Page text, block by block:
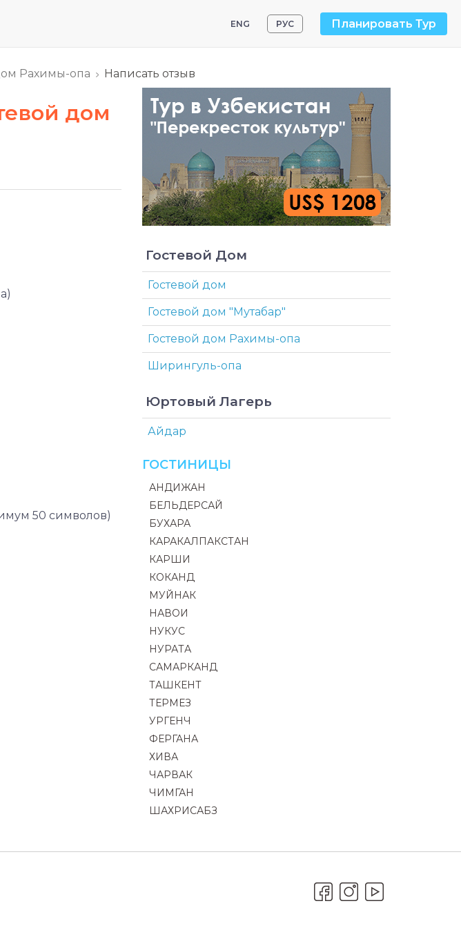
ENG РУС Планировать Тур
Рахимы-опа Написать отзыв
дом
50 символов)
Гостевой Дом
Гостевой дом
Гостевой дом "Мутабар"
Гостевой дом Рахимы-опа
Ширингуль-опа
Юртовый Лагерь
Айдар
ГОСТИНИЦЫ
АНДИЖАН
БЕЛЬДЕРСАЙ
БУХАРА
КАРАКАЛПАКСТАН
КАРШИ
КОКАНД
МУЙНАК
НАВОИ
НУКУС
НУРАТА
САМАРКАНД
ТАШКЕНТ
ТЕРМЕЗ
УРГЕНЧ
ФЕРГАНА
ХИВА
ЧАРВАК
ЧИМГАН
ШАХРИСАБЗ